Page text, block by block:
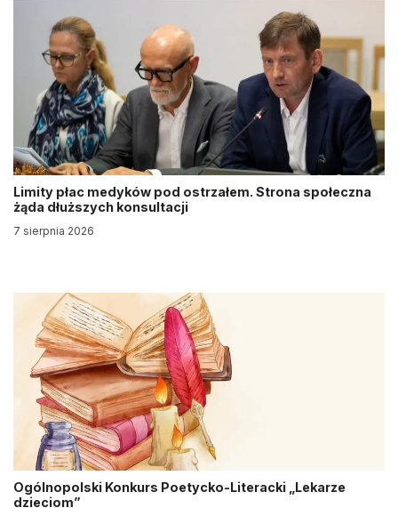
Limity płac medyków pod ostrzałem. Strona społeczna
żąda dłuższych konsultacji
7 sierpnia 2026
Ogólnopolski Konkurs Poetycko-Literacki „Lekarze
dzieciom”